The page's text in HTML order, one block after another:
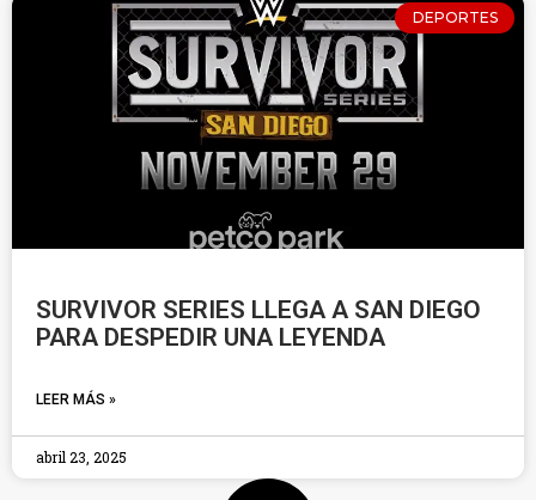
DEPORTES
SURVIVOR SERIES LLEGA A SAN DIEGO
PARA DESPEDIR UNA LEYENDA
LEER MÁS »
abril 23, 2025